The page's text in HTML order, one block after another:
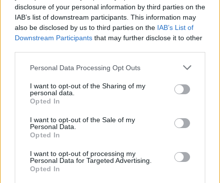
disclosure of your personal information by third parties on the
IAB’s list of downstream participants. This information may
also be disclosed by us to third parties on the IAB’s List of
Downstream Participants that may further disclose it to other
Personal Data Processing Opt Outs
I want to opt-out of the Sharing of my
personal data.
Opted In
I want to opt-out of the Sale of my
Personal Data.
Opted In
I want to opt-out of processing my
Personal Data for Targeted Advertising.
Opted In
00:01:20
Prabangus patiekalas: šio restorano lankytojai žino
aukso skonį
Žinios | Pasaulis
00:01:20
Viename Niujorko restorane galima įsitikinti, koks yra
aukso skonis
Lietuvos bankas parodė, kaip kaldinamos auksinės
kolekcinės monetos